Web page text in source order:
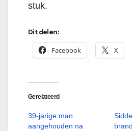
stuk.
Dit delen:
Facebook X
Gerelateerd
39-jarige man
aangehouden na